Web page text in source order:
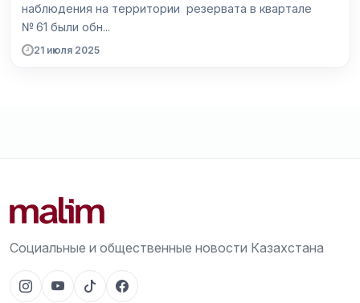
наблюдения на территории резервата в квартале
№ 61 были обн...
21 июля 2025
Социальные и общественные новости Казахстана